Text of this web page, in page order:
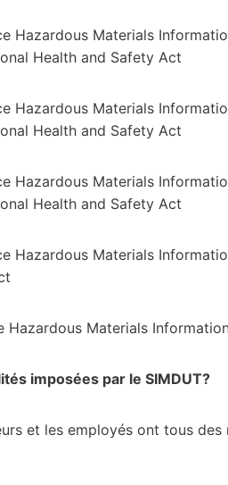
Hazardous Materials
Health and Safety Act
Hazardous Materials
Health and Safety Act
Hazardous Materials
Health and Safety Act
Hazardous Materials
Hazardous Materials
imposées par le SIMDUT?
et les employés ont tous